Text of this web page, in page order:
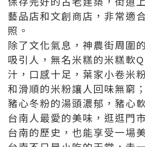
藝品店和文創商店，非常適
照。
除了文化氣息，神農街周圍
吸引人，無名米糕的米糕軟
汁，口感十足，葉家小卷米
和滑順的米粉讓人回味無窮
豬心冬粉的湯頭濃郁，豬心
台南人最愛的美味，逛逛門
台南的歷史，也能享受一場